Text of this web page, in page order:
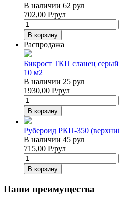
В наличии 62 рул
702,00 Р/рул
В корзину
Распродажа
Бикрост ТКП сланец
10 м2
В наличии 25 рул
1930,00 Р/рул
В корзину
Рубероид РКП-350
В наличии 45 рул
715,00 Р/рул
В корзину
Наши преимущества